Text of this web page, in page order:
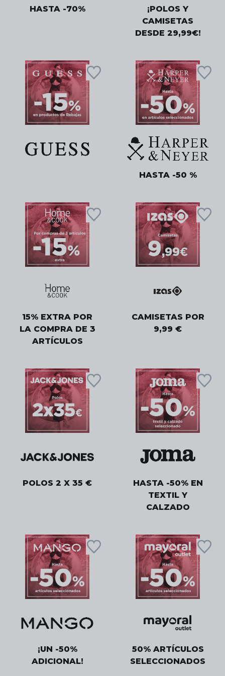
HASTA -70%
¡POLOS Y
CAMISETAS
DESDE 29,99€!
HASTA -50 %
15% EXTRA POR
LA COMPRA DE 3
ARTÍCULOS
CAMISETAS POR
9,99 €
POLOS 2 X 35 €
HASTA -50% EN
TEXTIL Y
CALZADO
¡UN -50%
ADICIONAL!
50% ARTÍCULOS
SELECCIONADOS